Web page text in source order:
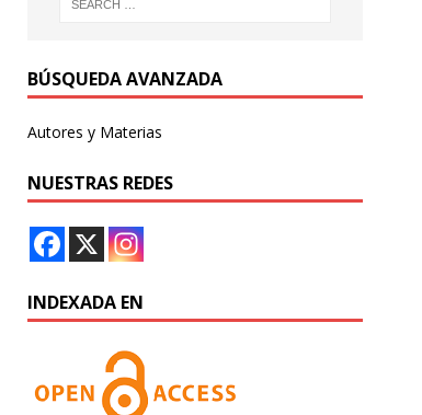
BÚSQUEDA AVANZADA
Autores y Materias
NUESTRAS REDES
INDEXADA EN